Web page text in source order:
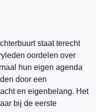
staat terecht
oordelen over
hun eigen agenda
door een
en eigenbelang. Het
bij de eerste